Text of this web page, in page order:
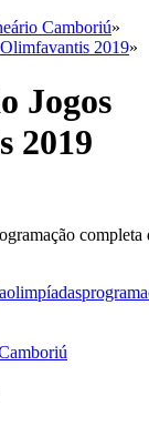
Camboriú»
2019»
Jogos
2019
completa
olimpíadas